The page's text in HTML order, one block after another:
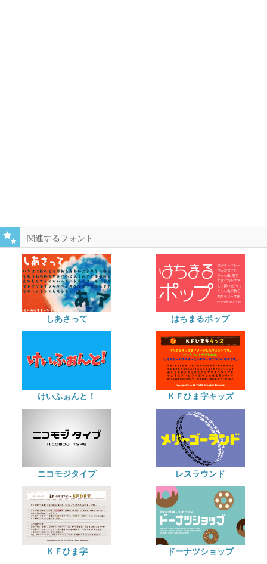
関連するフォント
しあさって はちまるポップ
けいふぉんと！ ＫＦひま字キッズ
ニコモジタイプ レスラウンド
ＫＦひま字 ドーナツショップ